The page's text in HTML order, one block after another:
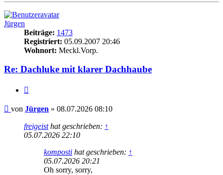
Jürgen
Beiträge: 1473
Registriert: 05.09.2007 20:46
Wohnort: Meckl.Vorp.
Re: Dachluke mit klarer Dachhaube
Beitrag
von Jürgen » 08.07.2026 08:10
freigeisthat geschrieben: ↑
05.07.2026 22:10
komposti hat geschrieben: ↑
05.07.2026 20:21
Oh sorry, sorry,